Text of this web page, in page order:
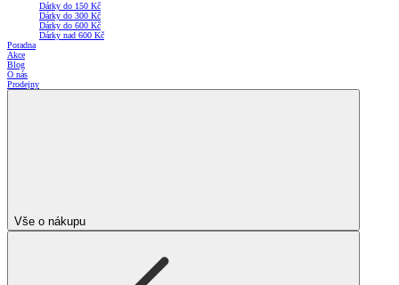
Dárky do 150 Kč
Dárky do 300 Kč
Dárky do 600 Kč
Dárky nad 600 Kč
Poradna
Akce
Blog
O nás
Prodejny
Vše o nákupu